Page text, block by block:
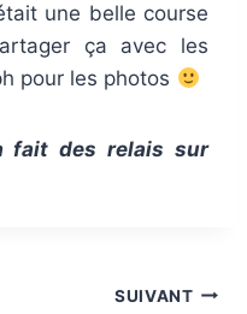
une belle course
ça avec les
pour les photos
fait des relais sur
SUIVANT